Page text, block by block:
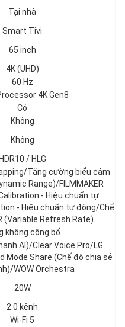
Tại nhà
Smart Tivi
65 inch
4K (UHD)
60 Hz
4K Gen8
Có
Không
Không
HDR10 / HLG
Tăng cường biểu cảm
Range)/FILMMAKER
- Hiệu chuẩn tự
- Hiệu chuẩn tự động/Chế
(Variable Refresh Rate)
không công bố
AI)/Clear Voice Pro/LG
Mode Share (Chế độ chia sẻ
WOW Orchestra
20W
2.0 kênh
Wi-Fi 5